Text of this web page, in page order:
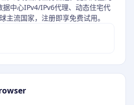
据中心IPv4/IPv6代理、动态住宅代
主流国家，注册即享免费试用。